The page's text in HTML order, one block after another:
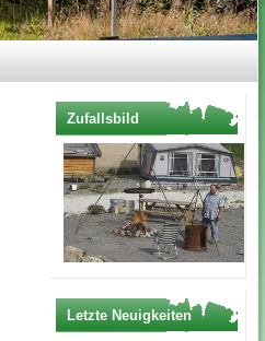
Zufallsbild
Letzte Neuigkeiten